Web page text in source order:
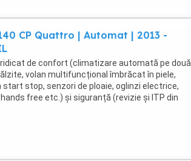
CP Quattro | Automat | 2013 -
de confort (climatizare automată pe două
volan multifuncțional îmbrăcat în piele,
stop, senzori de ploaie, oglinzi electrice,
free etc.) și siguranță (revizie și ITP din